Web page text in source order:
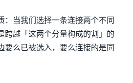
：当我们选择一条连接两个不同
跨越「这两个分量构成的割」的
要么已被选入，要么连接的是同